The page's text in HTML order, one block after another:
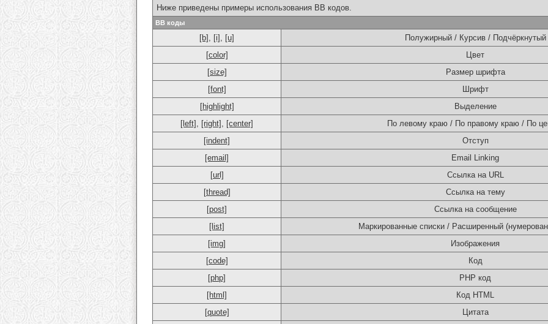
Ниже приведены примеры использования BB кодов.
BB коды
[b] , [i] , [u]
Полужирный / Курсив / Подчёркнутый
[color]
Цвет
[size]
Размер шрифта
[font]
Шрифт
[highlight]
Выделение
[left] , [right] , [center]
По левому краю / По правому краю / По
[indent]
Отступ
[email]
Email Linking
[url]
Ссылка на URL
[thread]
Ссылка на тему
[post]
Ссылка на сообщение
[list]
Маркированные списки / Расширенный
[img]
Изображения
[code]
Код
[php]
PHP код
[html]
Код HTML
[quote]
Цитата